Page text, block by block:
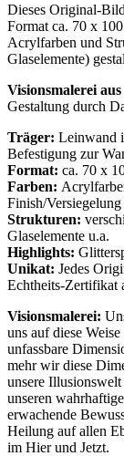
Dieses Original-
Format ca. 70 x
Acrylfarben und
Glaselemente)
Visionsmalerei
Gestaltung durch
Träger: Leinwand
Befestigung zur
Format: ca. 70 x
Farben:
Finish/Versiegelung
Strukturen:
Glaselemente u.a.
Highlights:
Unikat: Jedes
Echtheits-Zertifikat
Visionsmalerei:
uns auf diese
unfassbare
mehr wir diese
unsere
unseren
erwachende
Heilung auf allen
im Hier und Jetzt.